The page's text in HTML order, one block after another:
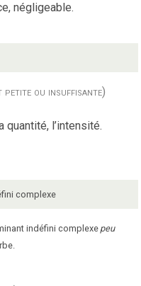
négligeable.
ou insuffisante)
l’intensité.
complexe
indéfini complexe peu